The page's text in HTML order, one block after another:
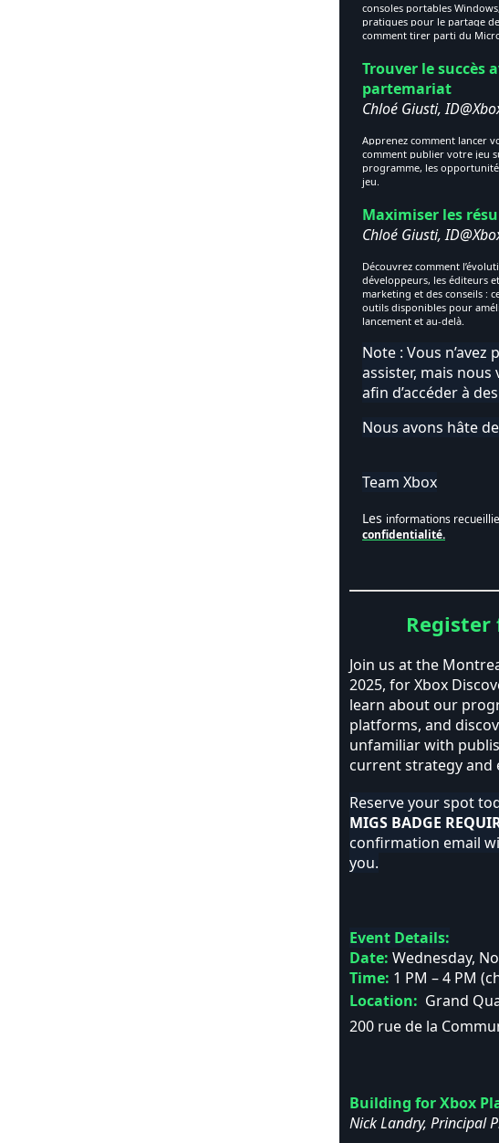
consoles portables
pratiques pour le partage
comment tirer parti du
Trouver le succès
partemariat
Chloé Giusti,
Apprenez comment lancer
comment publier votre jeu
programme, les
jeu.
Maximiser les
Chloé Giusti,
Découvrez comment
développeurs, les éditeurs
marketing et des conseils :
outils disponibles pour
lancement et au-delà.
Note : Vous
assister, mais
afin d’accéder à
Nous avons hâte
Team Xbox
Les informations
confidentialité.
Register
Join us at the
2025, for Xbox
learn about our
platforms, and
unfamiliar with
current strategy and
Reserve your spot
MIGS BADGE
confirmation email
you.
Event Details:
Date: Wednesday,
Time: 1 PM – 4 PM
Location: Grand
200 rue de la
Building for Xbox
Nick Landry, Principal